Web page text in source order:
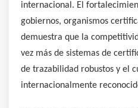
internacional. El
gobiernos, organismos
demuestra que la
vez más de sistemas de
de trazabilidad robustos y el
internacionalmente